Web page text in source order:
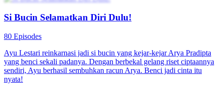
Si Bucin Selamatkan Diri Dulu!
80 Episodes
Ayu Lestari reinkarnasi jadi si bucin yang kejar-kejar Arya Pradipta
yang benci sekali padanya. Dengan berbekal gelang riset ciptaannya
sendiri, Ayu berhasil sembuhkan racun Arya. Benci jadi cinta itu
nyata!